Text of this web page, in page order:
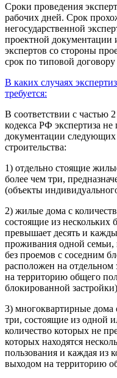
Сроки проведения
рабочих дней. Срок
негосударственной
проектной документации
экспертов со стороны
срок по типовой договору
В каких случаях
требуется:
В соответствии с частью
кодекса РФ экспертиза
документации следующих
строительства:
1) отдельно стоящие
более чем три,
(объекты
2) жилые дома с
состоящие из нескольких
превышает десять и
проживания одной
без проемов с соседним
расположен на отдельном
на территорию общего
блокированной
3) многоквартирные дома
три, состоящие из одной
количество которых не
которых находятся
пользования и каждая из
выходом на территорию